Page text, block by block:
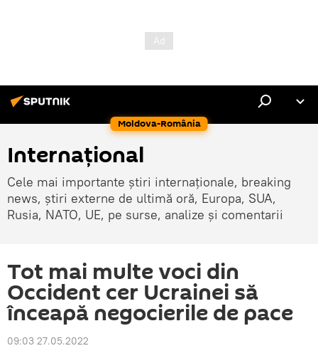
Moldova-România
Internaţional
Cele mai importante știri internaționale, breaking
news, știri externe de ultimă oră, Europa, SUA,
Rusia, NATO, UE, pe surse, analize și comentarii
Tot mai multe voci din
Occident cer Ucrainei să
înceapă negocierile de pace
09:03 27.05.2022